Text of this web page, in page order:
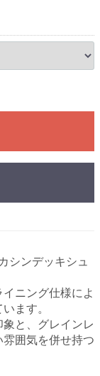
シンデッキシュ
ニング仕様によ
ます。
と、グレインレ
囲気を併せ持つ